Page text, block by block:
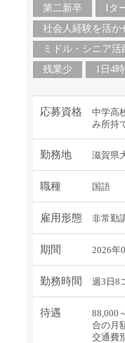
第二新卒
Iタ
社会人経験を活か
ミドル・シニア活
残業少
1日4
応募資格
中学高
み所持
勤務地 滋賀県
職種 国語
雇用形態 非常勤
期間 2026年
勤務時間 週3日8
待遇
88,000
合の月
交通費